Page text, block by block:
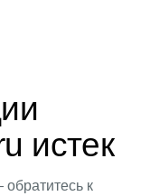
истек
к